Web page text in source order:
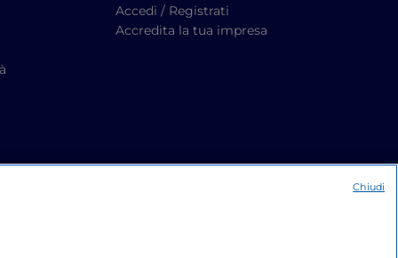
Accedi / Registrati
Accredita la tua impresa
Chiudi